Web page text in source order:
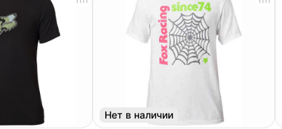
Нет в наличии